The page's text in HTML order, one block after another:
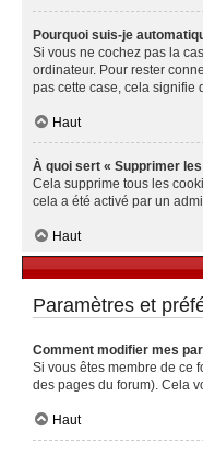
Pourquoi suis-je
Si vous ne cochez pas la
ordinateur. Pour rester
pas cette case, cela signifie
Haut
À quoi sert « Supprimer
Cela supprime tous les
cela a été activé par un
Haut
Paramètres et
Comment modifier mes
Si vous êtes membre de ce
des pages du forum). Cela
Haut